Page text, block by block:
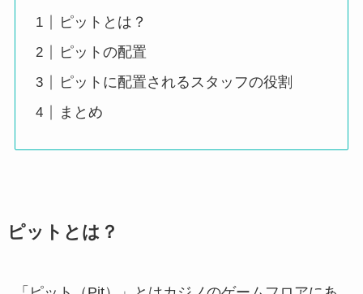
ピットとは？
ピットの配置
ピットに配置されるスタッフの役割
まとめ
ピットとは？